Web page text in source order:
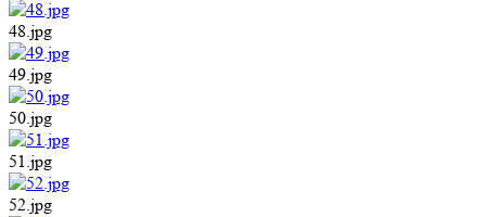
48.jpg
49.jpg
50.jpg
51.jpg
52.jpg